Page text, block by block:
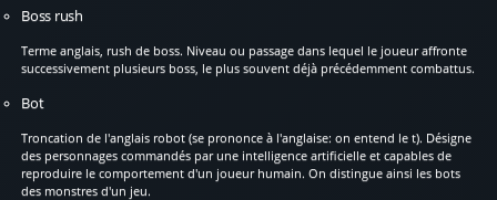
Boss rush
Terme anglais, rush de boss. Niveau ou passage dans lequel le joueur affronte
successivement plusieurs boss, le plus souvent déjà précédemment combattus.
Bot
Troncation de l'anglais robot (se prononce à l'anglaise: on entend le t). Désigne
des personnages commandés par une intelligence artificielle et capables de
reproduire le comportement d'un joueur humain. On distingue ainsi les bots
des monstres d'un jeu.